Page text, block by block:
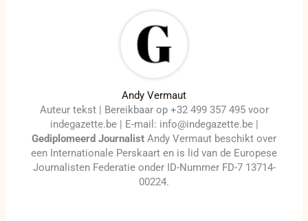
Andy Vermaut
Auteur tekst | Bereikbaar op +32 499 357 495 voor
indegazette.be | E-mail: info@indegazette.be |
Gediplomeerd Journalist Andy Vermaut beschikt over
een Internationale Perskaart en is lid van de Europese
Journalisten Federatie onder ID-Nummer FD-7 13714-
00224.